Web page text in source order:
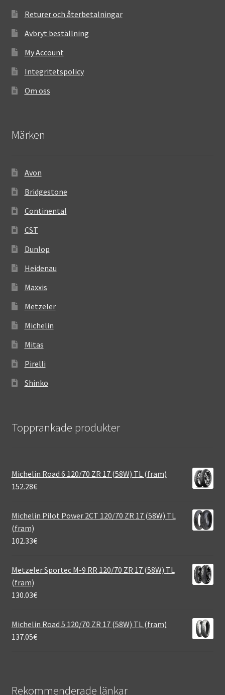
Returer och återbetalningar
Avbryt beställning
My Account
Integritetspolicy
Om oss
Märken
Avon
Bridgestone
Continental
CST
Dunlop
Heidenau
Maxxis
Metzeler
Michelin
Mitas
Pirelli
Shinko
Topprankade produkter
Michelin Road 6 120/70 ZR 17 (58W) TL (fram)
152.28€
Michelin Pilot Power 2CT 120/70 ZR 17 (58W) TL
(fram)
102.33€
Metzeler Sportec M-9 RR 120/70 ZR 17 (58W) TL
(fram)
130.03€
Michelin Road 5 120/70 ZR 17 (58W) TL (fram)
137.05€
Rekommenderade länkar